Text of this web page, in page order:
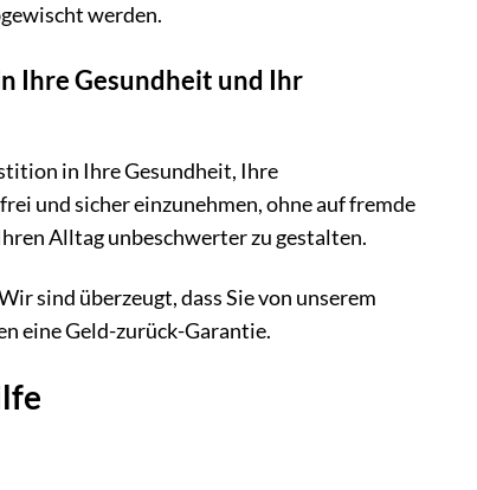
werden.
Ihre Gesundheit und Ihr
in Ihre Gesundheit, Ihre
und sicher einzunehmen, ohne auf fremde
Alltag unbeschwerter zu gestalten.
sind überzeugt, dass Sie von unserem
eine Geld-zurück-Garantie.